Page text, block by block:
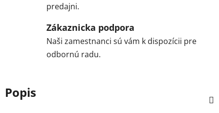
predajni.
Zákaznicka podpora
Naši zamestnanci sú vám k dispozícii pre
odbornú radu.
Popis